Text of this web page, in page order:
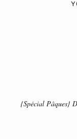
{Spécial Pâques}